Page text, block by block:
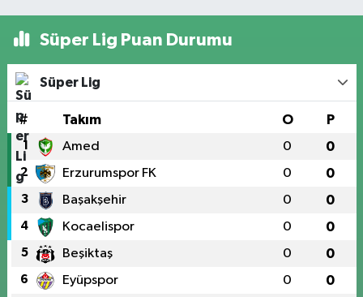
Süper Lig Puan Durumu
Süper Lig
# Takım O P
1 Amed 0 0
2 Erzurumspor FK 0 0
3 Başakşehir 0 0
4 Kocaelispor 0 0
5 Beşiktaş 0 0
6 Eyüpspor 0 0